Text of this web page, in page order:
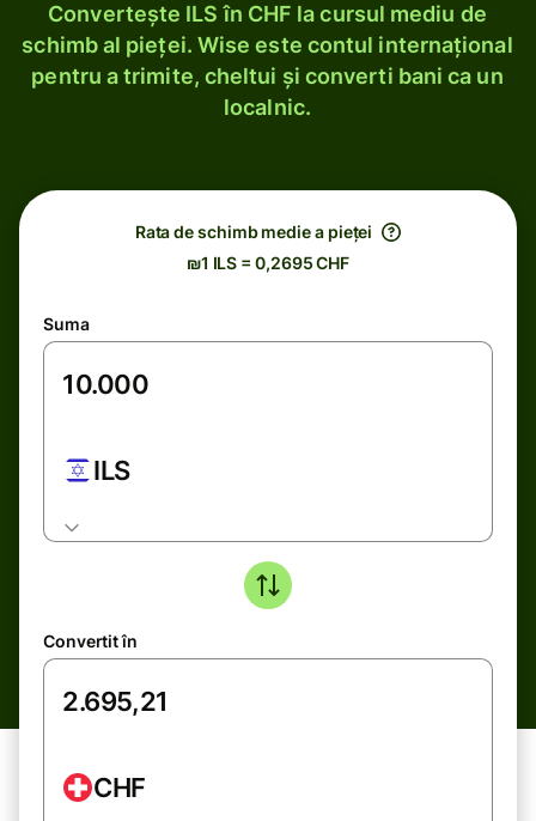
Convertește ILS în CHF la cursul mediu de
schimb al pieței. Wise este contul internațional
pentru a trimite, cheltui și converti bani ca un
localnic.
Rata de schimb medie a pieței
₪1 ILS = 0,2695 CHF
Suma
ILS
Convertit în
CHF